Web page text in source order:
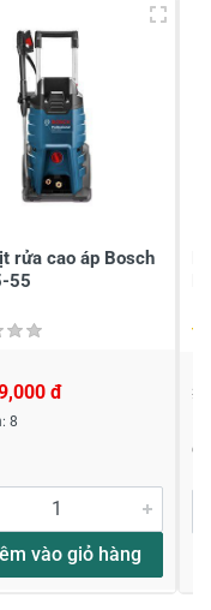
rửa cao áp Bosch
55
đ
8
vào giỏ hàng